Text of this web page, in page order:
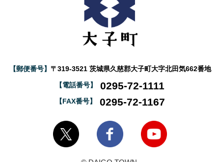
【郵便番号】 〒319-3521 茨城県久慈郡大子町大字北田気662番地
【電話番号】 0295-72-1111
【FAX番号】 0295-72-1167
大子町Twitter 大子町Facebook